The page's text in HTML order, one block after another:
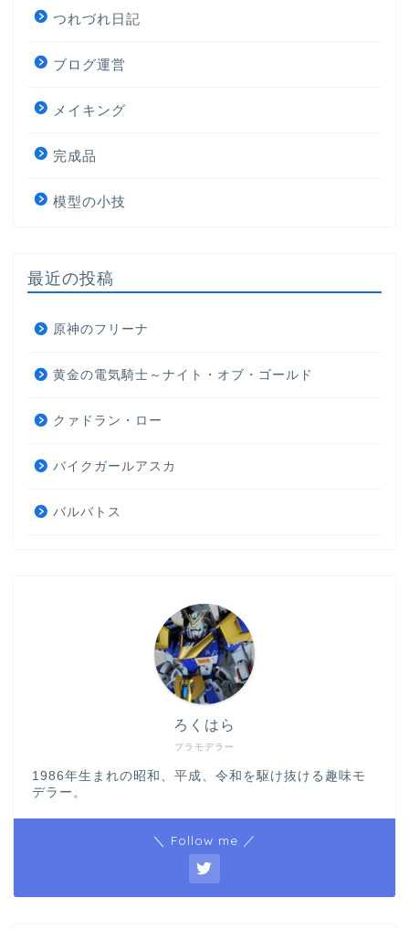
つれづれ日記
ブログ運営
メイキング
完成品
模型の小技
最近の投稿
原神のフリーナ
黄金の電気騎士～ナイト・オブ・ゴールド
クァドラン・ロー
バイクガールアスカ
バルバトス
プラモデラー
ろくはら
1986年生まれの昭和、平成、令和を駆け抜ける趣味モ
デラー。
＼ Follow me ／